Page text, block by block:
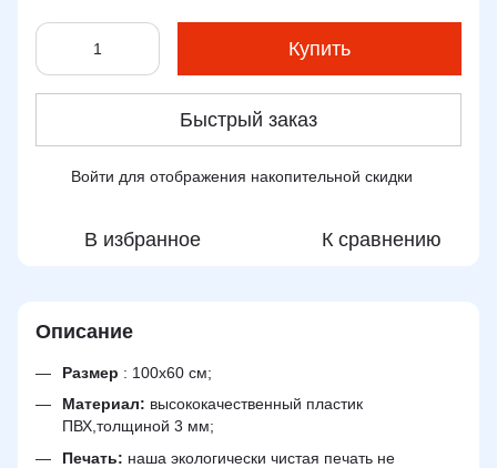
Купить
Быстрый заказ
Войти для отображения накопительной скидки
В избранное К сравнению
Описание
Размер : 100х60 см;
Материал: высококачественный пластик
ПВХ,толщиной 3 мм;
Печать: наша экологически чистая печать не